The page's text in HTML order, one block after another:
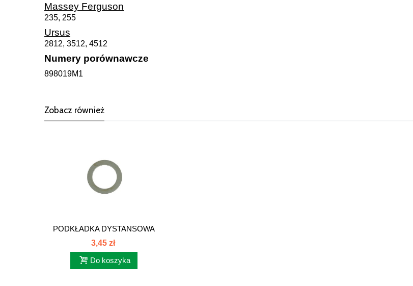
Massey Ferguson
235, 255
Ursus
2812, 3512, 4512
Numery porównawcze
898019M1
Zobacz również
PODKŁADKA DYSTANSOWA
SWORZNIA...
3,45 zł
Do koszyka